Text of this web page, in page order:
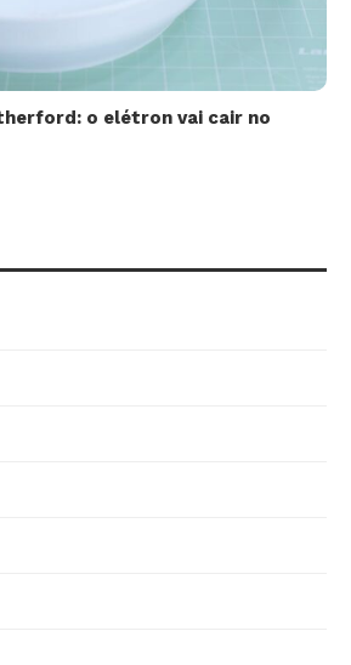
o elétron vai cair no